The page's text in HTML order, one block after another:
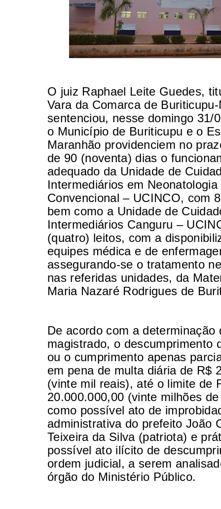
O juiz Raphael Leite Guedes,
Vara da Comarca de
sentenciou, nesse domingo 31/
o Município de Buriticupu e o
Maranhão providenciem no
de 90 (noventa) dias o
adequado da Unidade de
Intermediários em Neonatologia
Convencional – UCINCO, com
bem como a Unidade de
Intermediários Canguru –
(quatro) leitos, com a
equipes médica e de
assegurando-se o tratamento
nas referidas unidades, da
Maria Nazaré Rodrigues de
De acordo com a determinação
magistrado, o descumprimento
ou o cumprimento apenas
em pena de multa diária de R$
(vinte mil reais), até o limite de
20.000.000,00 (vinte milhões
como possível ato de
administrativa do prefeito João
Teixeira da Silva (patriota) e
possível ato ilícito de
ordem judicial, a serem
órgão do Ministério Público.